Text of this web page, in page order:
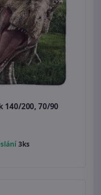
140/200, 70/90
3ks